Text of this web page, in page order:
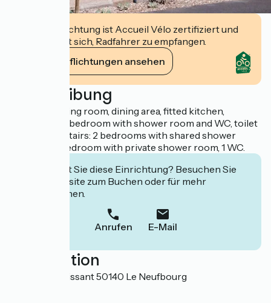
Diese Einrichtung ist Accueil Vélo zertifiziert und
verpflichtet sich, Radfahrer zu empfangen.
Ihre Verpflichtungen ansehen
Beschreibung
First floor: living room, dining area, fitted kitchen,
dishwasher, 1 bedroom with shower room and WC, toilet
with WC. Upstairs: 2 bedrooms with shared shower
room and 1 bedroom with private shower room, 1 WC.
Interessiert Sie diese Einrichtung? Besuchen Sie
deren Website zum Buchen oder für mehr
Informationen.
Anrufen E-Mail
Localisation
14 rue du Croissant 50140 Le Neufbourg